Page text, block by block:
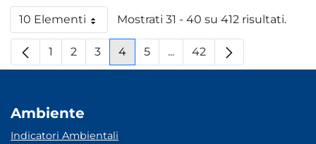
10 ElementiPer paginaMostrati 31 - 40 su 412 risultati.
Pagina
1 Pagina
2 Pagina
3 Pagina
4 Pagina
5 ...Pagine intermedie
Pagina
42
Ambiente
Indicatori Ambientali